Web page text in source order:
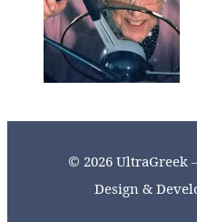
© 2026 UltraGreek
Design &